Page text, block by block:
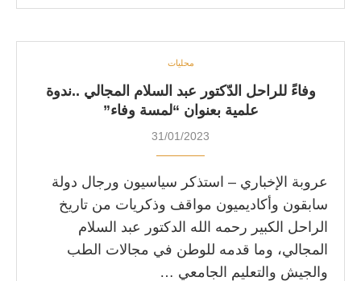
محليات
وفاءً للراحل الدّكتور عبد السلام المجالي ..ندوة
علمية بعنوان “لمسة وفاء”
31/01/2023
عروبة الإخباري – استذكر سياسيون ورجال دولة
سابقون وأكاديميون مواقف وذكريات من تاريخ
الراحل الكبير رحمه الله الدكتور عبد السلام
المجالي، وما قدمه للوطن في مجالات الطب
والجيش والتعليم الجامعي …